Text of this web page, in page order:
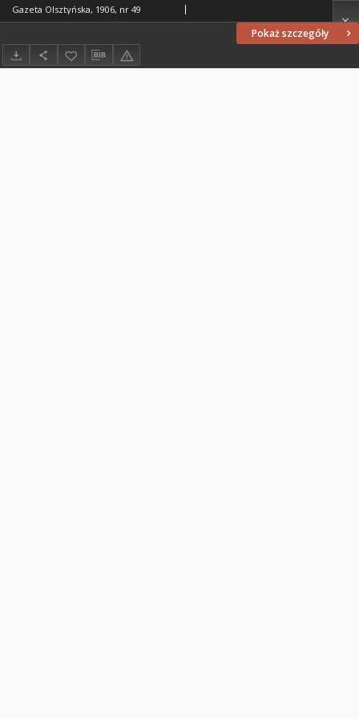
Pokaż szczegóły
Gazeta Olsztyńska, 1906, nr 49